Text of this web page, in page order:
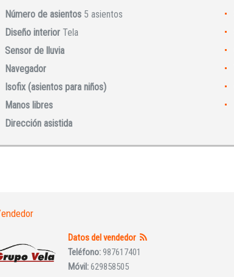
INICIAR SESIÓN
Número de asientos 5 asientos
Diseño interior Tela
Sensor de lluvia
Navegador
Isofix (asientos para niños)
Manos libres
Dirección asistida
Datos del vendedor
Teléfono:987617401
Móvil:629858505